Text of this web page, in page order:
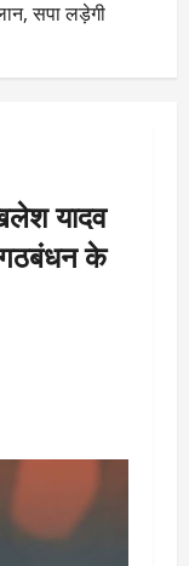
सपा लड़ेगी
यादव
गठबंधन के